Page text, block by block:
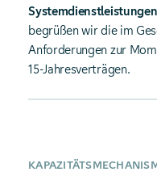
Systemdienstleistungen
begrüßen wir die im
Anforderungen zur
15-Jahresverträgen.